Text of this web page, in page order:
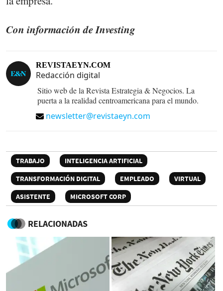
Con información de Investing
REVISTAEYN.COM
Redacción digital
Sitio web de la Revista Estrategia & Negocios. La
puerta a la realidad centroamericana para el mundo.
newsletter@revistaeyn.com
TRABAJO
INTELIGENCIA ARTIFICIAL
TRANSFORMACIÓN DIGITAL
EMPLEADO
VIRTUAL
ASISTENTE
MICROSOFT CORP
RELACIONADAS